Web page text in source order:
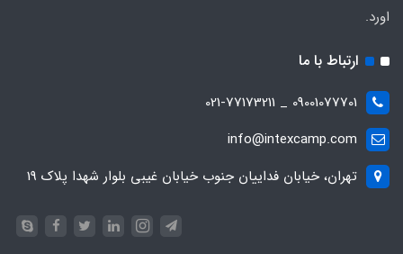
اورد.
ارتباط با ما
09001077701 _ 021-77173211
info@intexcamp.com
تهران، خیابان فداییان جنوب خیابان غیبی بلوار شهدا پلاک 19